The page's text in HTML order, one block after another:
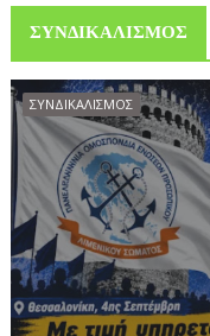
ΣΥΝΔΙΚΑΛΙΣΜΟΣ
ΣΥΝΔΙΚΑΛΙΣΜΟΣ